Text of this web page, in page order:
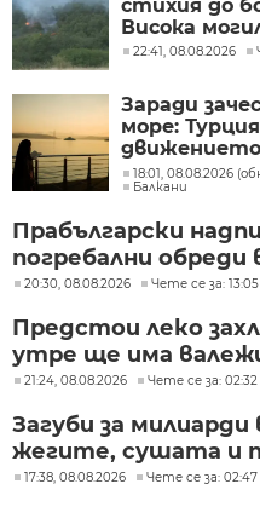
стихия до
Висока
22:41, 08.08.2026
Заради
море:
кораби
18:01, 08.08.2026
Балкани
Прабългарски
погребални обреди
20:30, 08.08.2026 Чете се за:
Предстои леко
утре ще има
21:24, 08.08.2026 Чете се за:
Загуби за милиарди
жегите, сушата и
17:38, 08.08.2026 Чете се за: